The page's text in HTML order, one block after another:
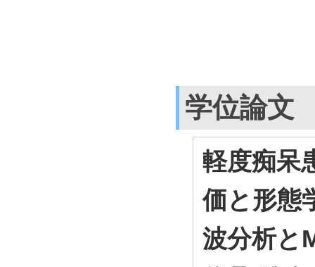
学位論文
軽度痴呆
価と形態
波分析と